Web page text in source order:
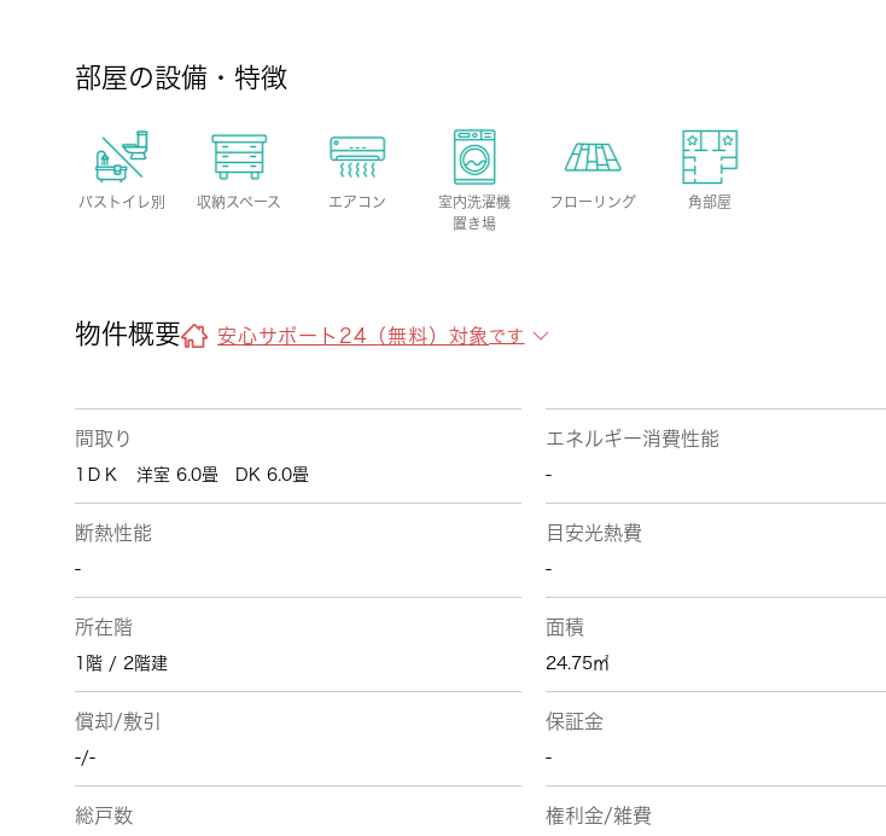
部屋の設備・特徴
バストイレ別 収納スペース エアコン
室内洗濯機
置き場
フローリング 角部屋
物件概要 安心サポート24（無料）対象 です
間取り
1ＤＫ 洋室 6.0畳 DK 6.0畳
エネルギー消費性能
-
断熱性能
-
目安光熱費
-
所在階
1階 / 2階建
面積
24.75㎡
償却/敷引
-/-
保証金
-
総戸数 権利金/雑費